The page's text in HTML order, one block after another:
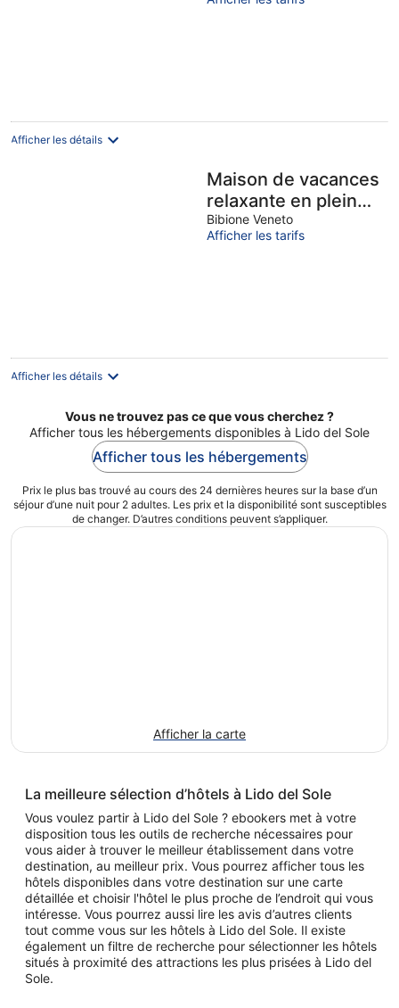
Afficher les détails
Maison de vacances
relaxante en pleine
nature
Bibione Veneto
Afficher les tarifs
Afficher les détails
Vous ne trouvez pas ce que vous cherchez ?
Afficher tous les hébergements disponibles à Lido del Sole
Afficher tous les hébergements
Prix le plus bas trouvé au cours des 24 dernières heures sur la base d’un
séjour d’une nuit pour 2 adultes. Les prix et la disponibilité sont susceptibles
de changer. D’autres conditions peuvent s’appliquer.
Afficher la carte
La meilleure sélection d’hôtels à Lido del Sole
Vous voulez partir à Lido del Sole ? ebookers met à votre
disposition tous les outils de recherche nécessaires pour
vous aider à trouver le meilleur établissement dans votre
destination, au meilleur prix. Vous pourrez afficher tous les
hôtels disponibles dans votre destination sur une carte
détaillée et choisir l'hôtel le plus proche de l’endroit qui vous
intéresse. Vous pourrez aussi lire les avis d’autres clients
tout comme vous sur les hôtels à Lido del Sole. Il existe
également un filtre de recherche pour sélectionner les hôtels
situés à proximité des attractions les plus prisées à Lido del
Sole.